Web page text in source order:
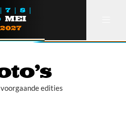
7 | 8 |
MEI
2027
edities